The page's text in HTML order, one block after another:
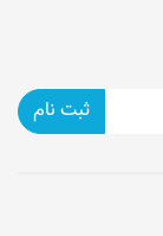
ثبت نام